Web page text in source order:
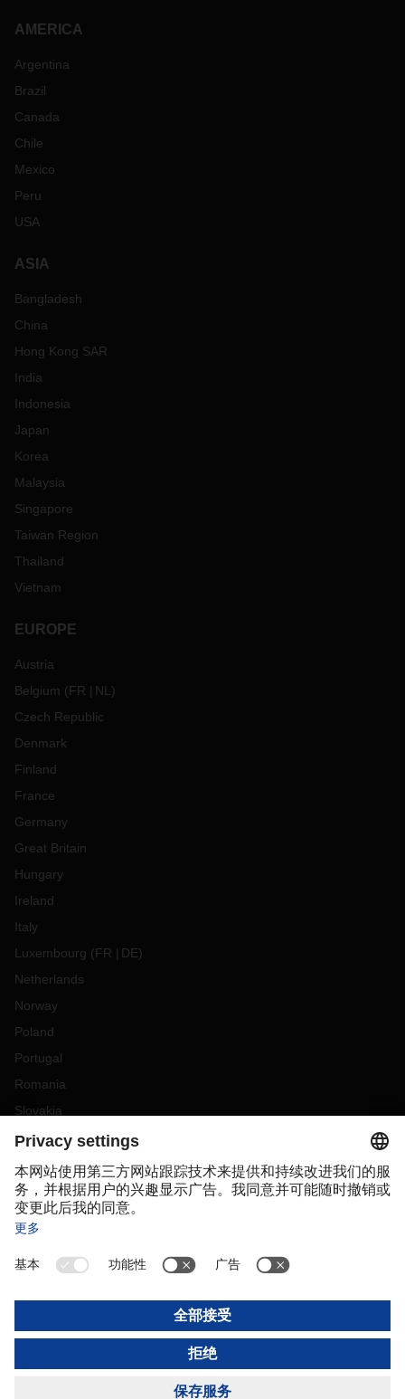
AMERICA
Argentina
Brazil
Canada
Chile
Mexico
Peru
USA
ASIA
Bangladesh
China
Hong Kong SAR
India
Indonesia
Japan
Korea
Malaysia
Singapore
Taiwan Region
Thailand
Vietnam
EUROPE
Austria
Belgium (FR NL )
Czech Republic
Denmark
Finland
France
Germany
Great Britain
Hungary
Ireland
Italy
Luxembourg (FR DE)
Netherlands
Norway
Poland
Portugal
Romania
Slovakia
Spain
Sweden
Switzerland(DE FR)
Turkey
OCEANIA